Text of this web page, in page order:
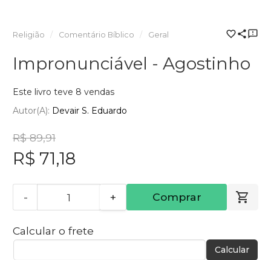
Religião Comentário Bíblico Geral
Impronunciável - Agostinho
Este livro teve 8 vendas
Autor(a): Devair S. Eduardo
R$ 89,91
R$ 71,18
- + Comprar
Calcular o frete
Calcular